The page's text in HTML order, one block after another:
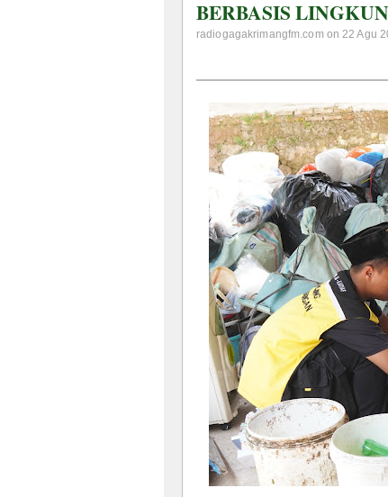
BERBASIS
radiogagakrimangfm.com on 22 Agu